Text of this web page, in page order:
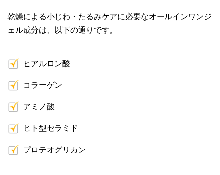
乾燥による小じわ・たるみケアに必要なオールインワンジ
ェル成分は、以下の通りです。
ヒアルロン酸
コラーゲン
アミノ酸
ヒト型セラミド
プロテオグリカン